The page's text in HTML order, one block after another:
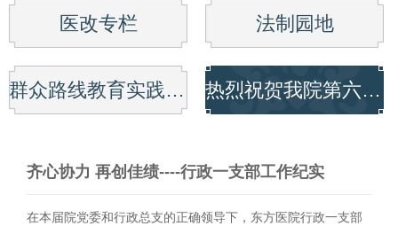
医改专栏 法制园地
群众路线教育实践活动 热烈祝贺我院第六次党代会胜利召开
齐心协力 再创佳绩----行政一支部工作纪实
在本届院党委和行政总支的正确领导下，东方医院行政一支部